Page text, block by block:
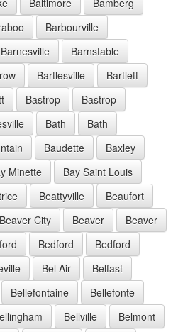
Barbourville
Barnesville
Barnstable
Bartlesville
Bartlett
Bastrop
Bastrop
Bath
Bath
Baudette
Baxley
Minette
Bay Saint Louis
Beattyville
Beaufort
Beaver City Beaver
Beaver
Bedford
Bedford
Bel Air
Belfast
Bellefontaine
Bellefonte
Bellville
Belmont